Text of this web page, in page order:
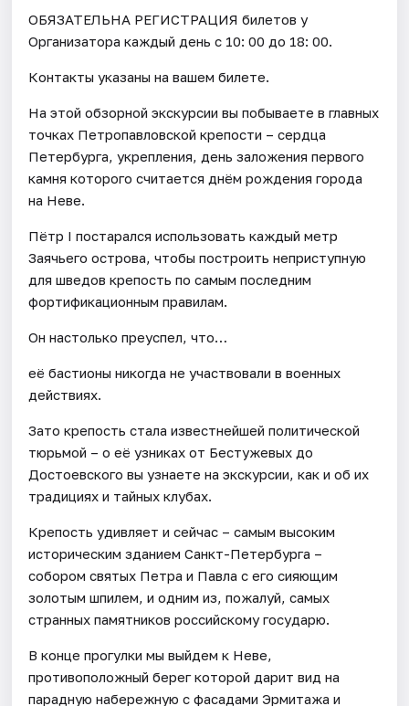
ОБЯЗАТЕЛЬНА РЕГИСТРАЦИЯ билетов у
Организатора каждый день c 10: 00 до 18: 00.
Контакты указаны на вашем билете.
На этой обзорной экскурсии вы побываете в главных
точках Петропавловской крепости – сердца
Петербурга, укрепления, день заложения первого
камня которого считается днём рождения города
на Неве.
Пётр I постарался использовать каждый метр
Заячьего острова, чтобы построить неприступную
для шведов крепость по самым последним
фортификационным правилам.
Он настолько преуспел, что…
её бастионы никогда не участвовали в военных
действиях.
Зато крепость стала известнейшей политической
тюрьмой – о её узниках от Бестужевых до
Достоевского вы узнаете на экскурсии, как и об их
традициях и тайных клубах.
Крепость удивляет и сейчас – самым высоким
историческим зданием Санкт-Петербурга –
собором святых Петра и Павла с его сияющим
золотым шпилем, и одним из, пожалуй, самых
странных памятников российскому государю.
В конце прогулки мы выйдем к Неве,
противоположный берег которой дарит вид на
парадную набережную с фасадами Эрмитажа и